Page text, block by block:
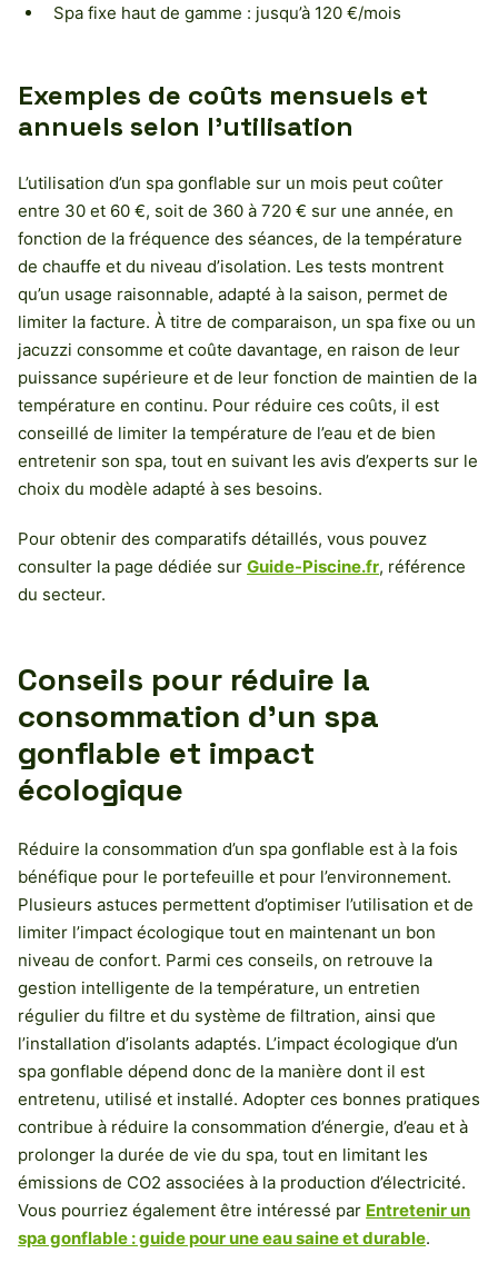
Spa fixe haut de gamme : jusqu’à 120 €/mois
Exemples de coûts mensuels et
annuels selon l’utilisation
L’utilisation d’un spa gonflable sur un mois peut coûter
entre 30 et 60 €, soit de 360 à 720 € sur une année, en
fonction de la fréquence des séances, de la température
de chauffe et du niveau d’isolation. Les tests montrent
qu’un usage raisonnable, adapté à la saison, permet de
limiter la facture. À titre de comparaison, un spa fixe ou un
jacuzzi consomme et coûte davantage, en raison de leur
puissance supérieure et de leur fonction de maintien de la
température en continu. Pour réduire ces coûts, il est
conseillé de limiter la température de l’eau et de bien
entretenir son spa, tout en suivant les avis d’experts sur le
choix du modèle adapté à ses besoins.
Pour obtenir des comparatifs détaillés, vous pouvez
consulter la page dédiée sur Guide-Piscine.fr, référence
du secteur.
Conseils pour réduire la
consommation d’un spa
gonflable et impact
écologique
Réduire la consommation d’un spa gonflable est à la fois
bénéfique pour le portefeuille et pour l’environnement.
Plusieurs astuces permettent d’optimiser l’utilisation et de
limiter l’impact écologique tout en maintenant un bon
niveau de confort. Parmi ces conseils, on retrouve la
gestion intelligente de la température, un entretien
régulier du filtre et du système de filtration, ainsi que
l’installation d’isolants adaptés. L’impact écologique d’un
spa gonflable dépend donc de la manière dont il est
entretenu, utilisé et installé. Adopter ces bonnes pratiques
contribue à réduire la consommation d’énergie, d’eau et à
prolonger la durée de vie du spa, tout en limitant les
émissions de CO2 associées à la production d’électricité.
Vous pourriez également être intéressé par Entretenir un
spa gonflable : guide pour une eau saine et durable.